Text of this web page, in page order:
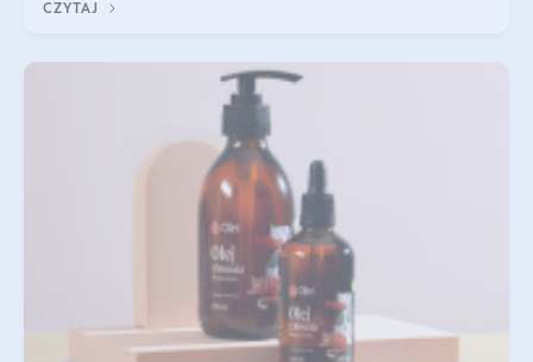
CZYTAJ